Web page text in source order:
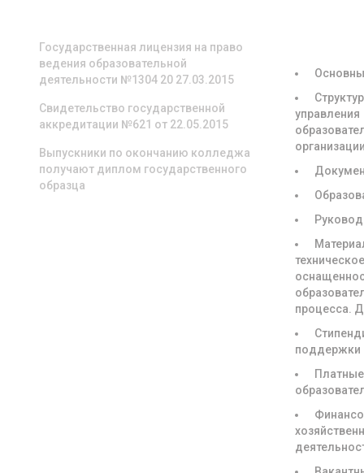
Государственная лицензия на право
ведения образовательной
деятельности №1304 20 27.03.2015
Свидетельство государственной
аккредитации №621 от 22.05.2015
Выпускники по окончанию колледжа
получают диплом государственного
образца
управления
процесса.
поддержки
Платные